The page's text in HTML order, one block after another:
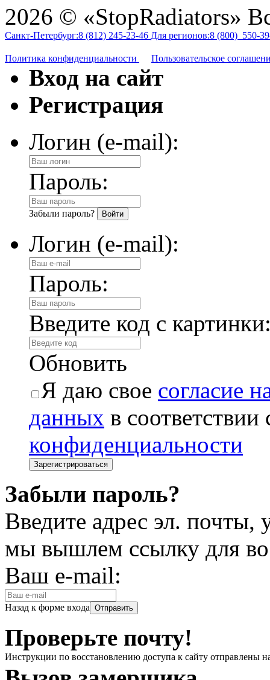
2026 © «StopRadiators»
Санкт-Петербург:8 (812) 245-23-46 Для регионов:8 (800) 550-
Политика конфиденциальности Пользовательское
Вход на сайт
Регистрация
Логин (e-mail):
Пароль:
Забыли пароль?
Логин (e-mail):
Пароль:
Введите код с
Обновить
Я даю свое согласие
данных в соответствии
конфиденциальности
Забыли пароль?
Введите адрес эл. почты,
мы вышлем ссылку для
Ваш e-mail:
Назад к форме входа
Проверьте почту!
Инструкции по восстановлению доступа к сайту отправлены